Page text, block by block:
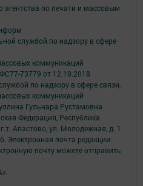
агентства по печати и массовым
службой по надзору в сфере
коммуникаций
73779 от 12.10.2018
по надзору в сфере связи,
коммуникаций
Гульнара Рустамовна
Федерация, Республика
Апастово, ул. Молодежная, д. 1
Электронная почта редакции:
почту можете отправить